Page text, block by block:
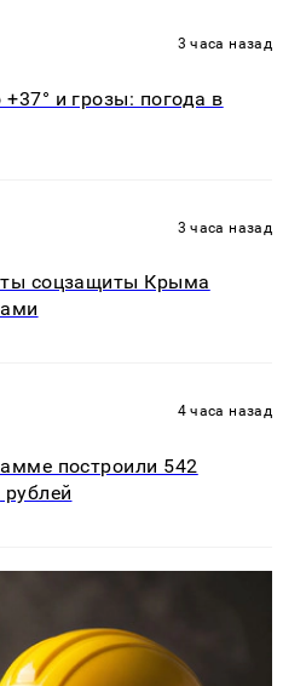
3 часа назад
и грозы: погода в
3 часа назад
соцзащиты Крыма
4 часа назад
построили 542